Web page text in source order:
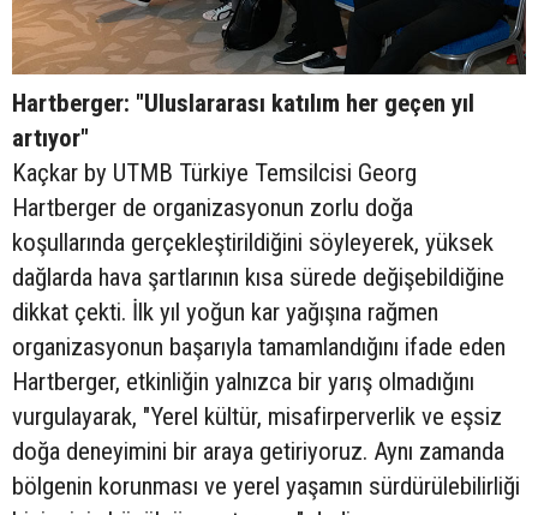
Hartberger: "Uluslararası katılım her geçen yıl
artıyor"
Kaçkar by UTMB Türkiye Temsilcisi Georg
Hartberger de organizasyonun zorlu doğa
koşullarında gerçekleştirildiğini söyleyerek, yüksek
dağlarda hava şartlarının kısa sürede değişebildiğine
dikkat çekti. İlk yıl yoğun kar yağışına rağmen
organizasyonun başarıyla tamamlandığını ifade eden
Hartberger, etkinliğin yalnızca bir yarış olmadığını
vurgulayarak, "Yerel kültür, misafirperverlik ve eşsiz
doğa deneyimini bir araya getiriyoruz. Aynı zamanda
bölgenin korunması ve yerel yaşamın sürdürülebilirliği